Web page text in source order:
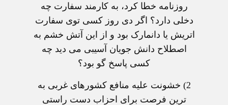
روزنامه خطا کرد، به کارمند سفارت چه
دخلی دارد؟ اگر دی روز کسی توی سفارت
اتریش یا دانمارک بود و از این آتش خشم به
اصطلاح دانش جویان آسیبی می دید چه
کسی پاسخ گو بود؟
2) خشونت علیه منافع کشورهای غربی به
ترین فرصت برای احزاب دست راستی